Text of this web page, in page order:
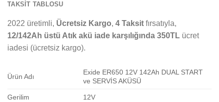
TAKSIT TABLOSU
2022 üretimli, Ücretsiz Kargo, 4 Taksit fırsatıyla,
12/142Ah üstü Atık akü iade karşılığında 350TL ücret
iadesi (ücretsiz kargo).
Ürün Adı
Exide ER650 12V 142Ah DUAL START
ve SERVİS AKÜSÜ
Gerilim 12V